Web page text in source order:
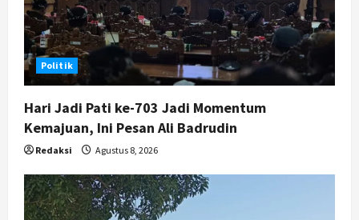
i
o
n
Politik
Hari Jadi Pati ke-703 Jadi Momentum
Kemajuan, Ini Pesan Ali Badrudin
Redaksi Agustus 8, 2026